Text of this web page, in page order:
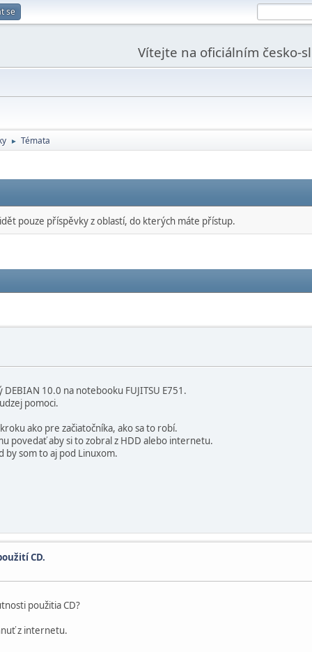
se
Vítejte na oficiálním česko-
► Témata
pouze příspěvky z oblastí, do kterých máte přístup.
10.0 na notebooku FUJITSU E751.
pomoci.
ako pre začiatočníka, ako sa to robí.
povedať aby si to zobral z HDD alebo internetu.
by som to aj pod Linuxom.
CD.
použitia CD?
z internetu.